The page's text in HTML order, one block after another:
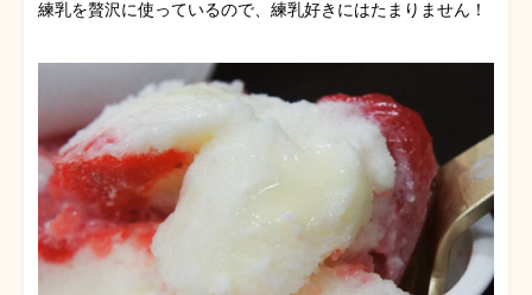
練乳を贅沢に使っているので、練乳好きにはたまりません！